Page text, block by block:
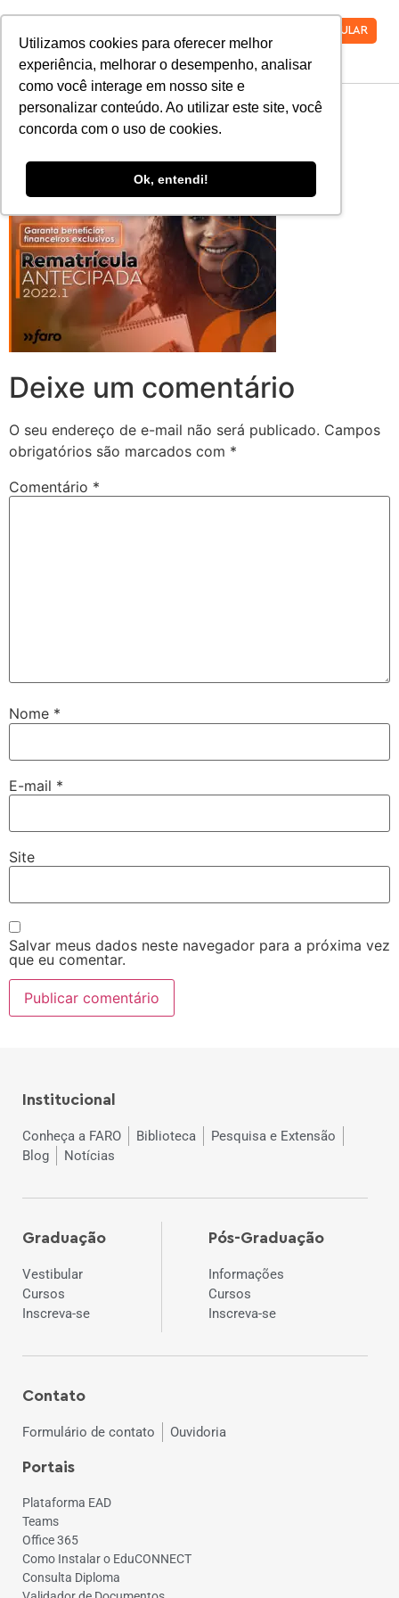
Utilizamos cookies para oferecer melhor
experiência, melhorar o desempenho, analisar
como você interage em nosso site e
personalizar conteúdo. Ao utilizar este site, você
concorda com o uso de cookies.
Ok, entendi!
VESTIBULAR
2022_Rematricula-
site (1)
Deixe um comentário
O seu endereço de e-mail não será publicado. Campos
obrigatórios são marcados com *
Comentário *
Nome *
E-mail *
Site
Salvar meus dados neste navegador para a próxima vez
que eu comentar.
Institucional
Conheça a FARO Biblioteca
Pesquisa e Extensão
Blog
Notícias
Graduação
Vestibular
Cursos
Inscreva-se
Pós-Graduação
Informações
Cursos
Inscreva-se
Contato
Formulário de contato Ouvidoria
Portais
Plataforma EAD
Teams
Office 365
Como Instalar o EduCONNECT
Consulta Diploma